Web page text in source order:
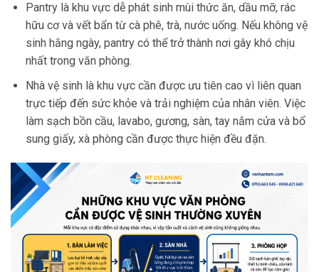
Pantry là khu vực dễ phát sinh mùi thức ăn, dầu mỡ, rác
hữu cơ và vết bẩn từ cà phê, trà, nước uống. Nếu không vệ
sinh hằng ngày, pantry có thể trở thành nơi gây khó chịu
nhất trong văn phòng.
Nhà vệ sinh là khu vực cần được ưu tiên cao vì liên quan
trực tiếp đến sức khỏe và trải nghiệm của nhân viên. Việc
làm sạch bồn cầu, lavabo, gương, sàn, tay nắm cửa và bổ
sung giấy, xà phòng cần được thực hiện đều đặn.